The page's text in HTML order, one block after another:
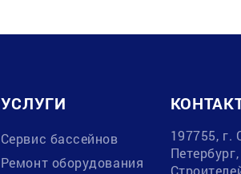
УСЛУГИ
Сервис бассейнов
Ремонт оборудования
197755, г.